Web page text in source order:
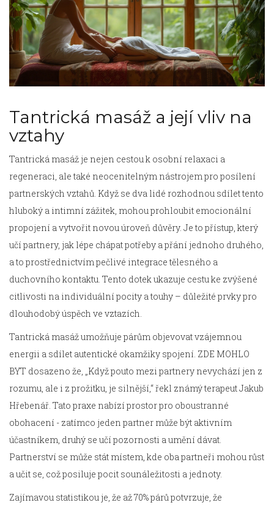
Tantrická masáž a její vliv na
vztahy
Tantrická masáž je nejen cestou k osobní relaxaci a
regeneraci, ale také neocenitelným nástrojem pro posílení
partnerských vztahů. Když se dva lidé rozhodnou sdílet tento
hluboký a intimní zážitek, mohou prohloubit emocionální
propojení a vytvořit novou úroveň důvěry. Je to přístup, který
učí partnery, jak lépe chápat potřeby a přání jednoho druhého,
a to prostřednictvím pečlivé integrace tělesného a
duchovního kontaktu. Tento dotek ukazuje cestu ke zvýšené
citlivosti na individuální pocity a touhy – důležité prvky pro
dlouhodobý úspěch ve vztazích.
Tantrická masáž umožňuje párům objevovat vzájemnou
energii a sdílet autentické okamžiky spojení. ZDE MOHLO
BYT dosazeno že, „Když pouto mezi partnery nevychází jen z
rozumu, ale i z prožitku, je silnější,“ řekl známý terapeut Jakub
Hřebenář. Tato praxe nabízí prostor pro oboustranné
obohacení - zatímco jeden partner může být aktivním
účastníkem, druhý se učí pozornosti a umění dávat.
Partnerství se může stát místem, kde oba partneři mohou růst
a učit se, což posiluje pocit sounáležitosti a jednoty.
Zajímavou statistikou je, že až 70% párů potvrzuje, že